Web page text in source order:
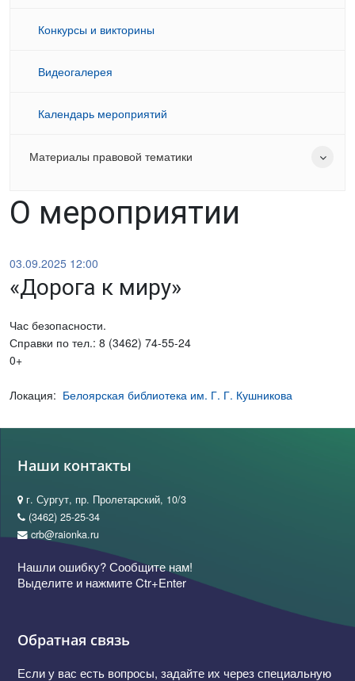
Конкурсы и викторины
Видеогалерея
Календарь мероприятий
Материалы правовой тематики
О мероприятии
03.09.2025 12:00
«Дорога к миру»
Час безопасности.
Справки по тел.: 8 (3462) 74-55-24
0+
Локация: Белоярская библиотека им. Г. Г. Кушникова
Наши контакты
г. Сургут, пр. Пролетарский, 10/3
(3462) 25-25-34
crb@raionka.ru
Нашли ошибку? Сообщите нам!
Выделите и нажмите Ctr+Enter
Обратная связь
Если у вас есть вопросы, задайте их через специальную